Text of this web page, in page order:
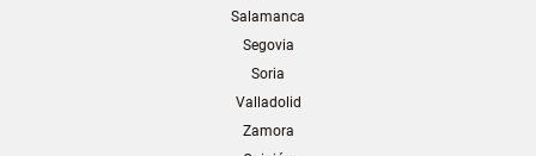
Salamanca
Segovia
Soria
Valladolid
Zamora